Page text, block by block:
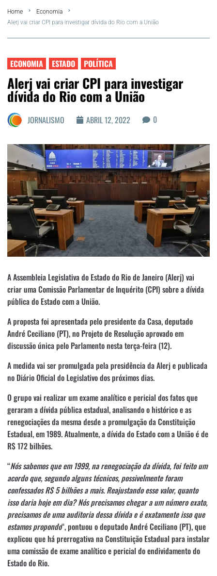
FLA Araru 2026
Região dos Lagos
Agenda Cultural
Colunistas
Matérias Exclusivas
Home
Economia
Alerj vai criar CPI para investigar dívida do Rio com a União
ECONOMIA ESTADO POLÍTICA
Alerj vai criar CPI para investigar
dívida do Rio com a União
JORNALISMO ABRIL 12, 2022 0
A Assembleia Legislativa do Estado do Rio de Janeiro (Alerj) vai
criar uma Comissão Parlamentar de Inquérito (CPI) sobre a dívida
pública do Estado com a União.
A proposta foi apresentada pelo presidente da Casa, deputado
André Ceciliano (PT), no Projeto de Resolução aprovado em
discussão única pelo Parlamento nesta terça-feira (12).
A medida vai ser promulgada pela presidência da Alerj e publicada
no Diário Oficial do Legislativo dos próximos dias.
O grupo vai realizar um exame analítico e pericial dos fatos que
geraram a dívida pública estadual, analisando o histórico e as
renegociações da mesma desde a promulgação da Constituição
Estadual, em 1989. Atualmente, a dívida do Estado com a União é de
R$ 172 bilhões.
“Nós sabemos que em 1999, na renegociação da dívida, foi feito um
acordo que, segundo alguns técnicos, possivelmente foram
confessados R$ 5 bilhões a mais. Reajustando esse valor, quanto
isso daria hoje em dia? Nós precisamos chegar a um número exato,
precisamos de uma auditoria dessa dívida e é exatamente isso que
estamos propondo“, pontuou o deputado André Ceciliano (PT), que
explicou que há prerrogativa na Constituição Estadual para instalar
uma comissão de exame analítico e pericial do endividamento do
Estado do Rio.